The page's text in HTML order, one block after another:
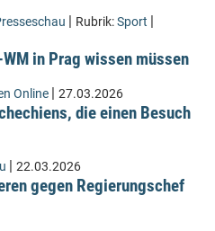
| Rubrik:Sport |
in Prag wissen müssen
Online | 27.03.2026
die einen Besuch
| 22.03.2026
gegen Regierungschef